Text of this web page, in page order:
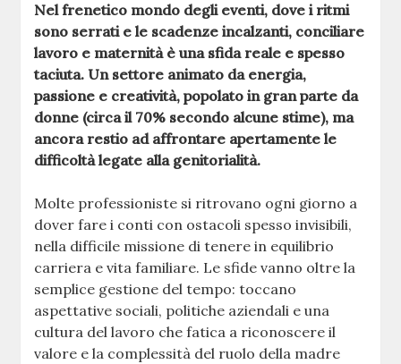
Nel frenetico mondo degli eventi, dove i ritmi
sono serrati e le scadenze incalzanti, conciliare
lavoro e maternità è una sfida reale e spesso
taciuta. Un settore animato da energia,
passione e creatività, popolato in gran parte da
donne (circa il 70% secondo alcune stime), ma
ancora restio ad affrontare apertamente le
difficoltà legate alla genitorialità.
Molte professioniste si ritrovano ogni giorno a
dover fare i conti con ostacoli spesso invisibili,
nella difficile missione di tenere in equilibrio
carriera e vita familiare. Le sfide vanno oltre la
semplice gestione del tempo: toccano
aspettative sociali, politiche aziendali e una
cultura del lavoro che fatica a riconoscere il
valore e la complessità del ruolo della madre